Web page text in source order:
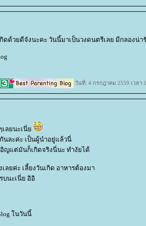
ดด้วยดีจังนะคะ วันนี้มาเป็นวงดนตรีเลย มีกลองน่า
วันที่: 4 กรกฎาคม 2559 เวลา
เลยนะเนี่
นละค่ะ เป็นผู้นำอยู่แล้วนี่
อิญแต่มันก็เกิดจริงนี่นะ ทำงัยได้
ลยค่ะ เลี้ยงวันเกิด อาหารต้องมา
นะเนี่ย อิอิ
ในวันนี้